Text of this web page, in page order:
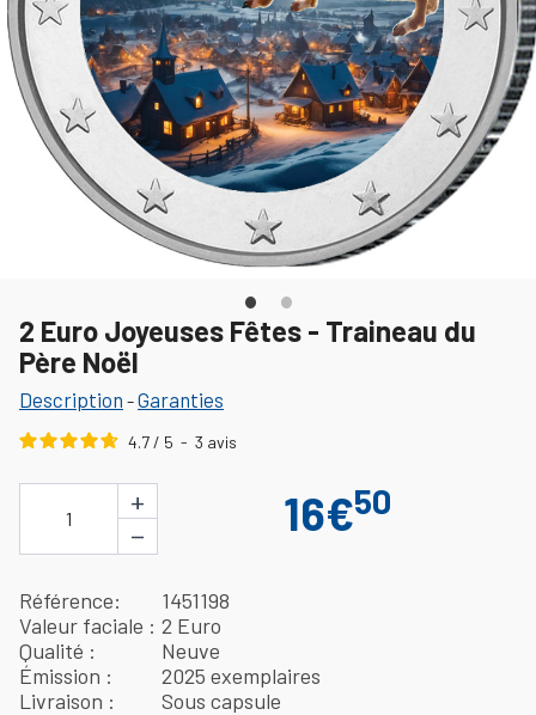
2 Euro Joyeuses Fêtes - Traineau du
Père Noël
Description -Garanties
4.7/ 5 - 3 avis
1
+
−
16€50
Référence
1451198
Valeur faciale
2 Euro
Qualité
Neuve
Émission
2025 exemplaires
Livraison
Sous capsule